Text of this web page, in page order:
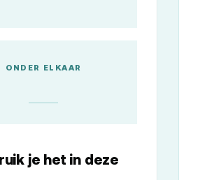
ONDER ELKAAR
je het in deze